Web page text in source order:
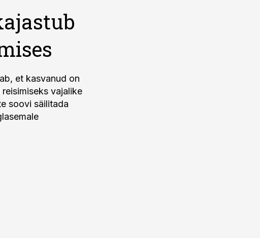
et kasvanud on
vajalike
soovi säilitada